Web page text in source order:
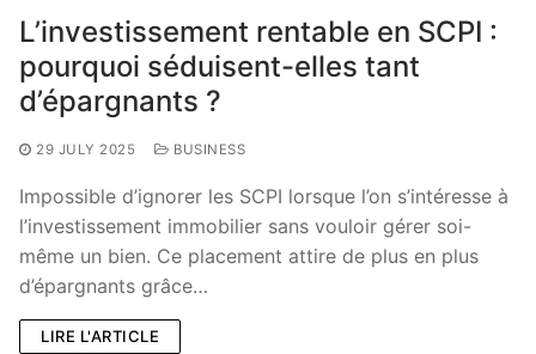
L’investissement rentable en SCPI :
pourquoi séduisent-elles tant
d’épargnants ?
29 JULY 2025 BUSINESS
Impossible d’ignorer les SCPI lorsque l’on s’intéresse à
l’investissement immobilier sans vouloir gérer soi-
même un bien. Ce placement attire de plus en plus
d’épargnants grâce…
LIRE L'ARTICLE